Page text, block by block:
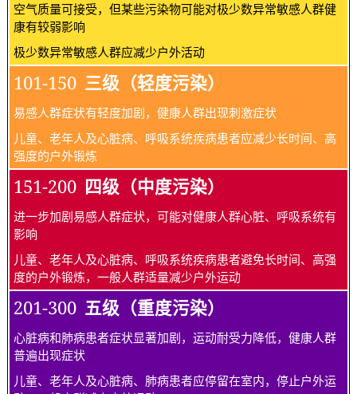
空气质量可接受，但某些污染物可能对极少数异常敏感人群健
康有较弱影响
极少数异常敏感人群应减少户外活动
101-150 三级（轻度污染）
易感人群症状有轻度加剧，健康人群出现刺激症状
儿童、老年人及心脏病、呼吸系统疾病患者应减少长时间、高
强度的户外锻炼
151-200 四级（中度污染）
进一步加剧易感人群症状，可能对健康人群心脏、呼吸系统有
影响
儿童、老年人及心脏病、呼吸系统疾病患者避免长时间、高强
度的户外锻炼，一般人群适量减少户外运动
201-300 五级（重度污染）
心脏病和肺病患者症状显著加剧，运动耐受力降低，健康人群
普遍出现症状
儿童、老年人及心脏病、肺病患者应停留在室内，停止户外运